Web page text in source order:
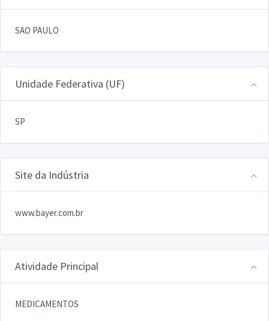
SAO PAULO
Unidade Federativa (UF)
SP
Site da Indústria
www.bayer.com.br
Atividade Principal
MEDICAMENTOS